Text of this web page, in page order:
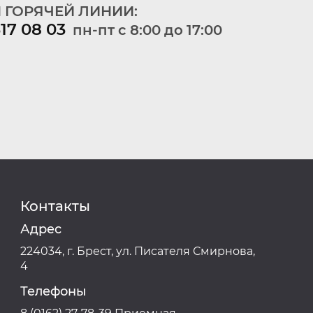
ЛИНИИ:
08 03 пн-пт c 8:00 до 17:00
Контакты
Адрес
224034, г. Брест, ул. Писателя Смирнова,
4
Телефоны